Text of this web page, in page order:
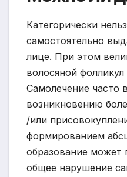
Категорически
самостоятельно
лице. При этом
волосяной
Самолечение часто
возникновению
/или
формированием
образование может
общее нарушение